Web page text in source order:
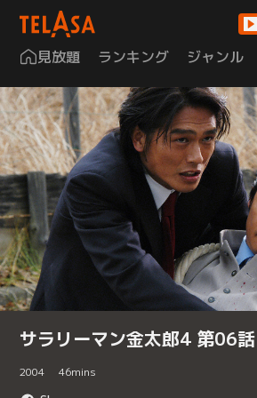
見放題 ランキング ジャンル
サラリーマン金太郎4 第06話
2004 46mins